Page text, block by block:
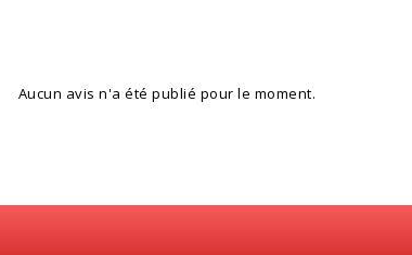
Aucun avis n'a été publié pour le moment.